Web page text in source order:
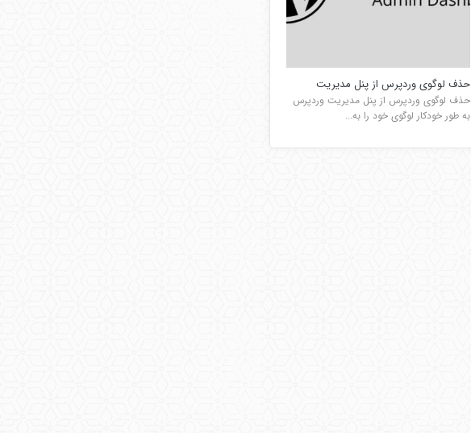
حذف لوگوی وردپرس از پنل مدیریت
حذف لوگوی وردپرس از پنل مدیریت وردپرس
به طور خودکار لوگوی خود را به...